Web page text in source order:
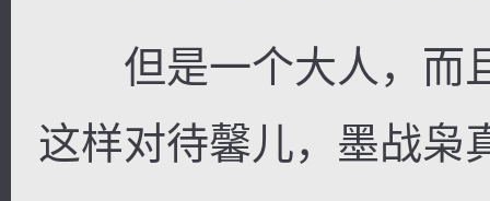
但是一个大人，而
这样对待馨儿，墨战枭